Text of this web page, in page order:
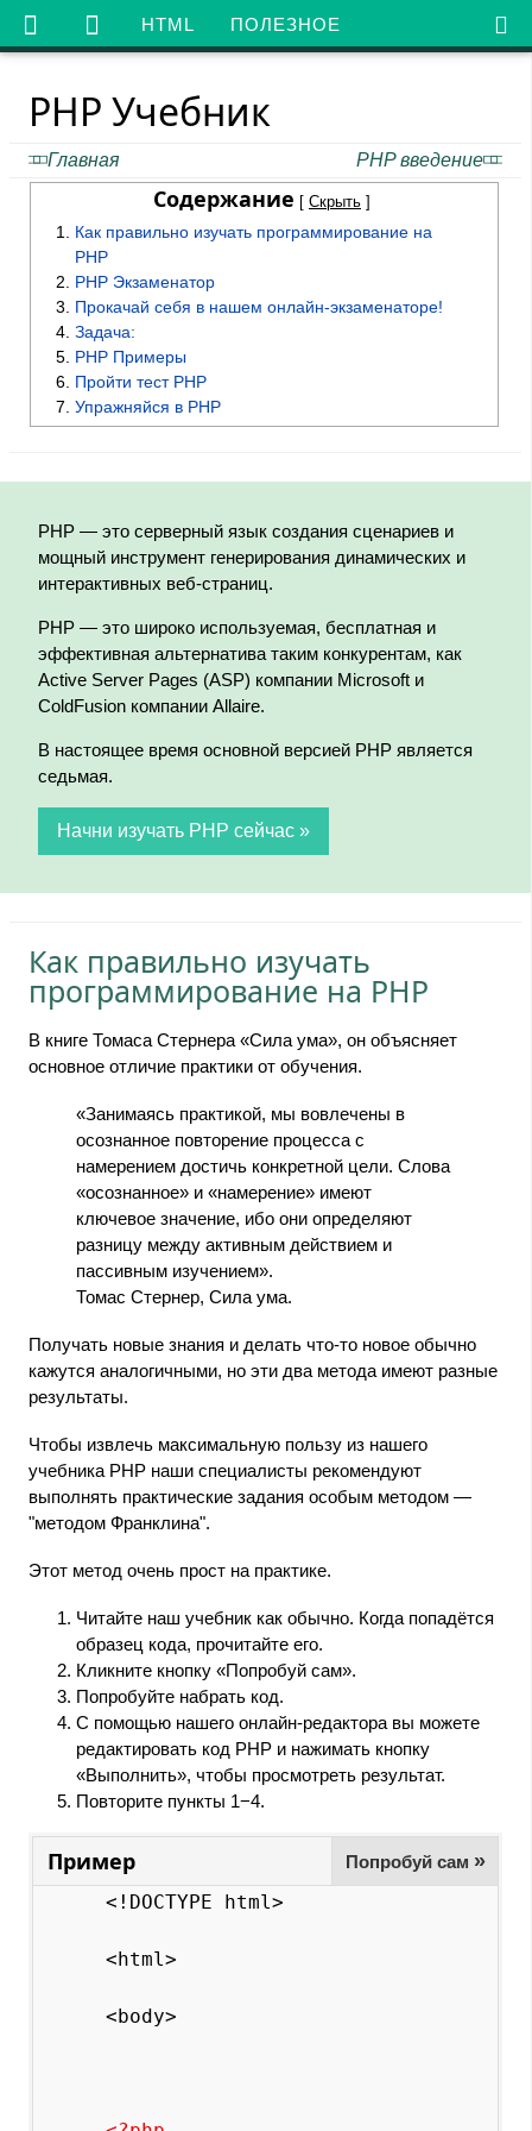
HTML ПОЛЕЗНОЕ 
PHP Учебник
Главная PHP введение
Содержание [ Скрыть ]
Как правильно изучать программирование на
PHP
PHP Экзаменатор
Прокачай себя в нашем онлайн-экзаменаторе!
Задача:
PHP Примеры
Пройти тест PHP
Упражняйся в PHP
PHP — это серверный язык создания сценариев и
мощный инструмент генерирования динамических и
интерактивных веб-страниц.
PHP — это широко используемая, бесплатная и
эффективная альтернатива таким конкурентам, как
Active Server Pages (ASP) компании Microsoft и
ColdFusion компании Allaire.
В настоящее время основной версией PHP является
седьмая.
Начни изучать PHP сейчас »
Как правильно изучать
программирование на PHP
В книге Томаса Стернера «Сила ума», он объясняет
основное отличие практики от обучения.
«Занимаясь практикой, мы вовлечены в
осознанное повторение процесса с
намерением достичь конкретной цели. Слова
«осознанное» и «намерение» имеют
ключевое значение, ибо они определяют
разницу между активным действием и
пассивным изучением».
Томас Стернер, Сила ума.
Получать новые знания и делать что-то новое обычно
кажутся аналогичными, но эти два метода имеют разные
результаты.
Чтобы извлечь максимальную пользу из нашего
учебника PHP наши специалисты рекомендуют
выполнять практические задания особым методом —
"методом Франклина".
Этот метод очень прост на практике.
Читайте наш учебник как обычно. Когда попадётся
образец кода, прочитайте его.
Кликните кнопку «Попробуй сам».
Попробуйте набрать код.
С помощью нашего онлайн-редактора вы можете
редактировать код PHP и нажимать кнопку
«Выполнить», чтобы просмотреть результат.
Повторите пункты 1−4.
Пример Попробуй сам »
<!DOCTYPE html>
<html>
<body>